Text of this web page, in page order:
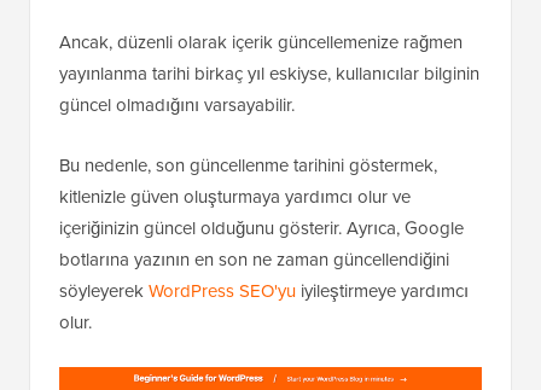
Ancak, düzenli olarak içerik güncellemenize rağmen
yayınlanma tarihi birkaç yıl eskiyse, kullanıcılar bilginin
güncel olmadığını varsayabilir.
Bu nedenle, son güncellenme tarihini göstermek,
kitlenizle güven oluşturmaya yardımcı olur ve
içeriğinizin güncel olduğunu gösterir. Ayrıca, Google
botlarına yazının en son ne zaman güncellendiğini
söyleyerekWordPress SEO'yu iyileştirmeye yardımcı
olur.